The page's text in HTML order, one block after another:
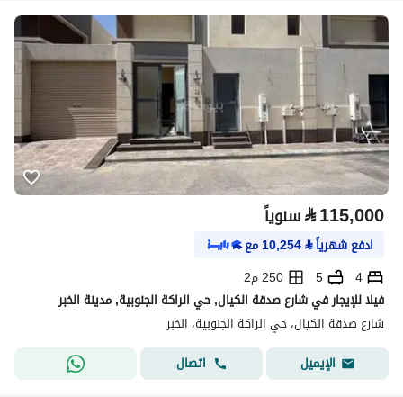
⃁115,000 سنوياً
ادفع شهرياً⃁
10,254مع
4
5
250 م2
فيلا للإيجار في شارع صدقة الكيال, حي الراكة الجنوبية, مدينة الخبر
شارع صدقة الكيال، حي الراكة الجنوبية، الخبر
الإيميل
اتصال